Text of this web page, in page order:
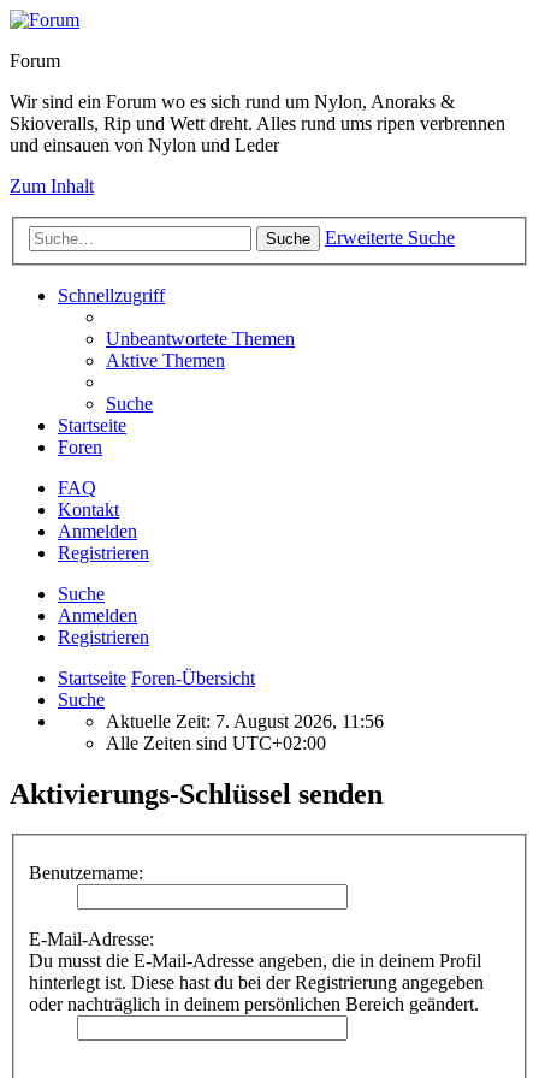
Forum
Wir sind ein Forum wo es sich rund um Nylon, Anoraks &
Skioveralls, Rip und Wett dreht. Alles rund ums ripen verbrennen
und einsauen von Nylon und Leder
Zum Inhalt
Suche Erweiterte Suche
Schnellzugriff
Unbeantwortete Themen
Aktive Themen
Suche
Startseite
Foren
FAQ
Kontakt
Anmelden
Registrieren
Suche
Anmelden
Registrieren
Startseite Foren-Übersicht
Suche
Aktuelle Zeit: 7. August 2026, 11:56
Alle Zeiten sind UTC+02:00
Aktivierungs-Schlüssel senden
Benutzername:
E-Mail-Adresse:
Du musst die E-Mail-Adresse angeben, die in deinem Profil
hinterlegt ist. Diese hast du bei der Registrierung angegeben
oder nachträglich in deinem persönlichen Bereich geändert.